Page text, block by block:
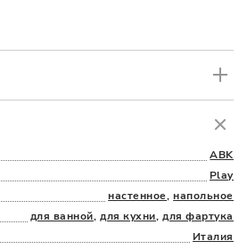
ABK
Play
настенное,напольное
для ванной,для кухни,для фартука
Италия